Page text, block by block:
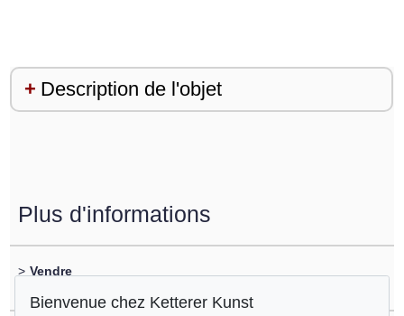
Description de l'objet
Plus d'informations
> Vendre
Bienvenue chez Ketterer Kunst